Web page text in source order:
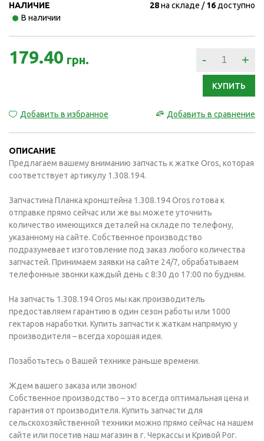
НАЛИЧИЕ
В наличии
28на складе 16 доступно
179.40 грн. - +
КУПИТЬ
Добавить в избранное Добавить в сравнение
ОПИСАНИЕ
Предлагаем вашему вниманию запчасть к жатке Oros, которая
соответствует артикулу 1.308.194.
Запчастина Планка кронштейна 1.308.194 Oros готова к
отправке прямо сейчас или же вы можете уточнить
количество имеющихся деталей на складе по телефону,
указанному на сайте. Собственное производство
подразумевает изготовление под заказ любого количества
запчастей. Принимаем заявки на сайте 24/7, обрабатываем
телефонные звонки каждый день с 8:30 до 17:00 по будням.
На запчасть 1.308.194 Oros мы как производитель
предоставляем гарантию в один сезон работы или 1000
гектаров наработки. Купить запчасти к жаткам напрямую у
производителя – всегда хорошая идея.
Позаботьтесь о Вашей технике раньше времени.
Ждем вашего заказа или звонок!
Собственное производство – это всегда оптимальная цена и
гарантия от производителя. Купить запчасти для
сельскохозяйственной техники можно прямо сейчас на нашем
сайте или посетив наш магазин в г. Черкассы и Кривой Рог.